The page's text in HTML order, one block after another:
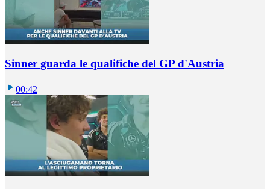
Sinner guarda le qualifiche del GP d'Austria
00:42